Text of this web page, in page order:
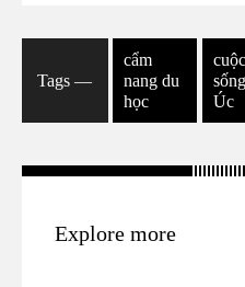
Tags ―
cẩm
nang du
học
cuộc
Úc
Explore more